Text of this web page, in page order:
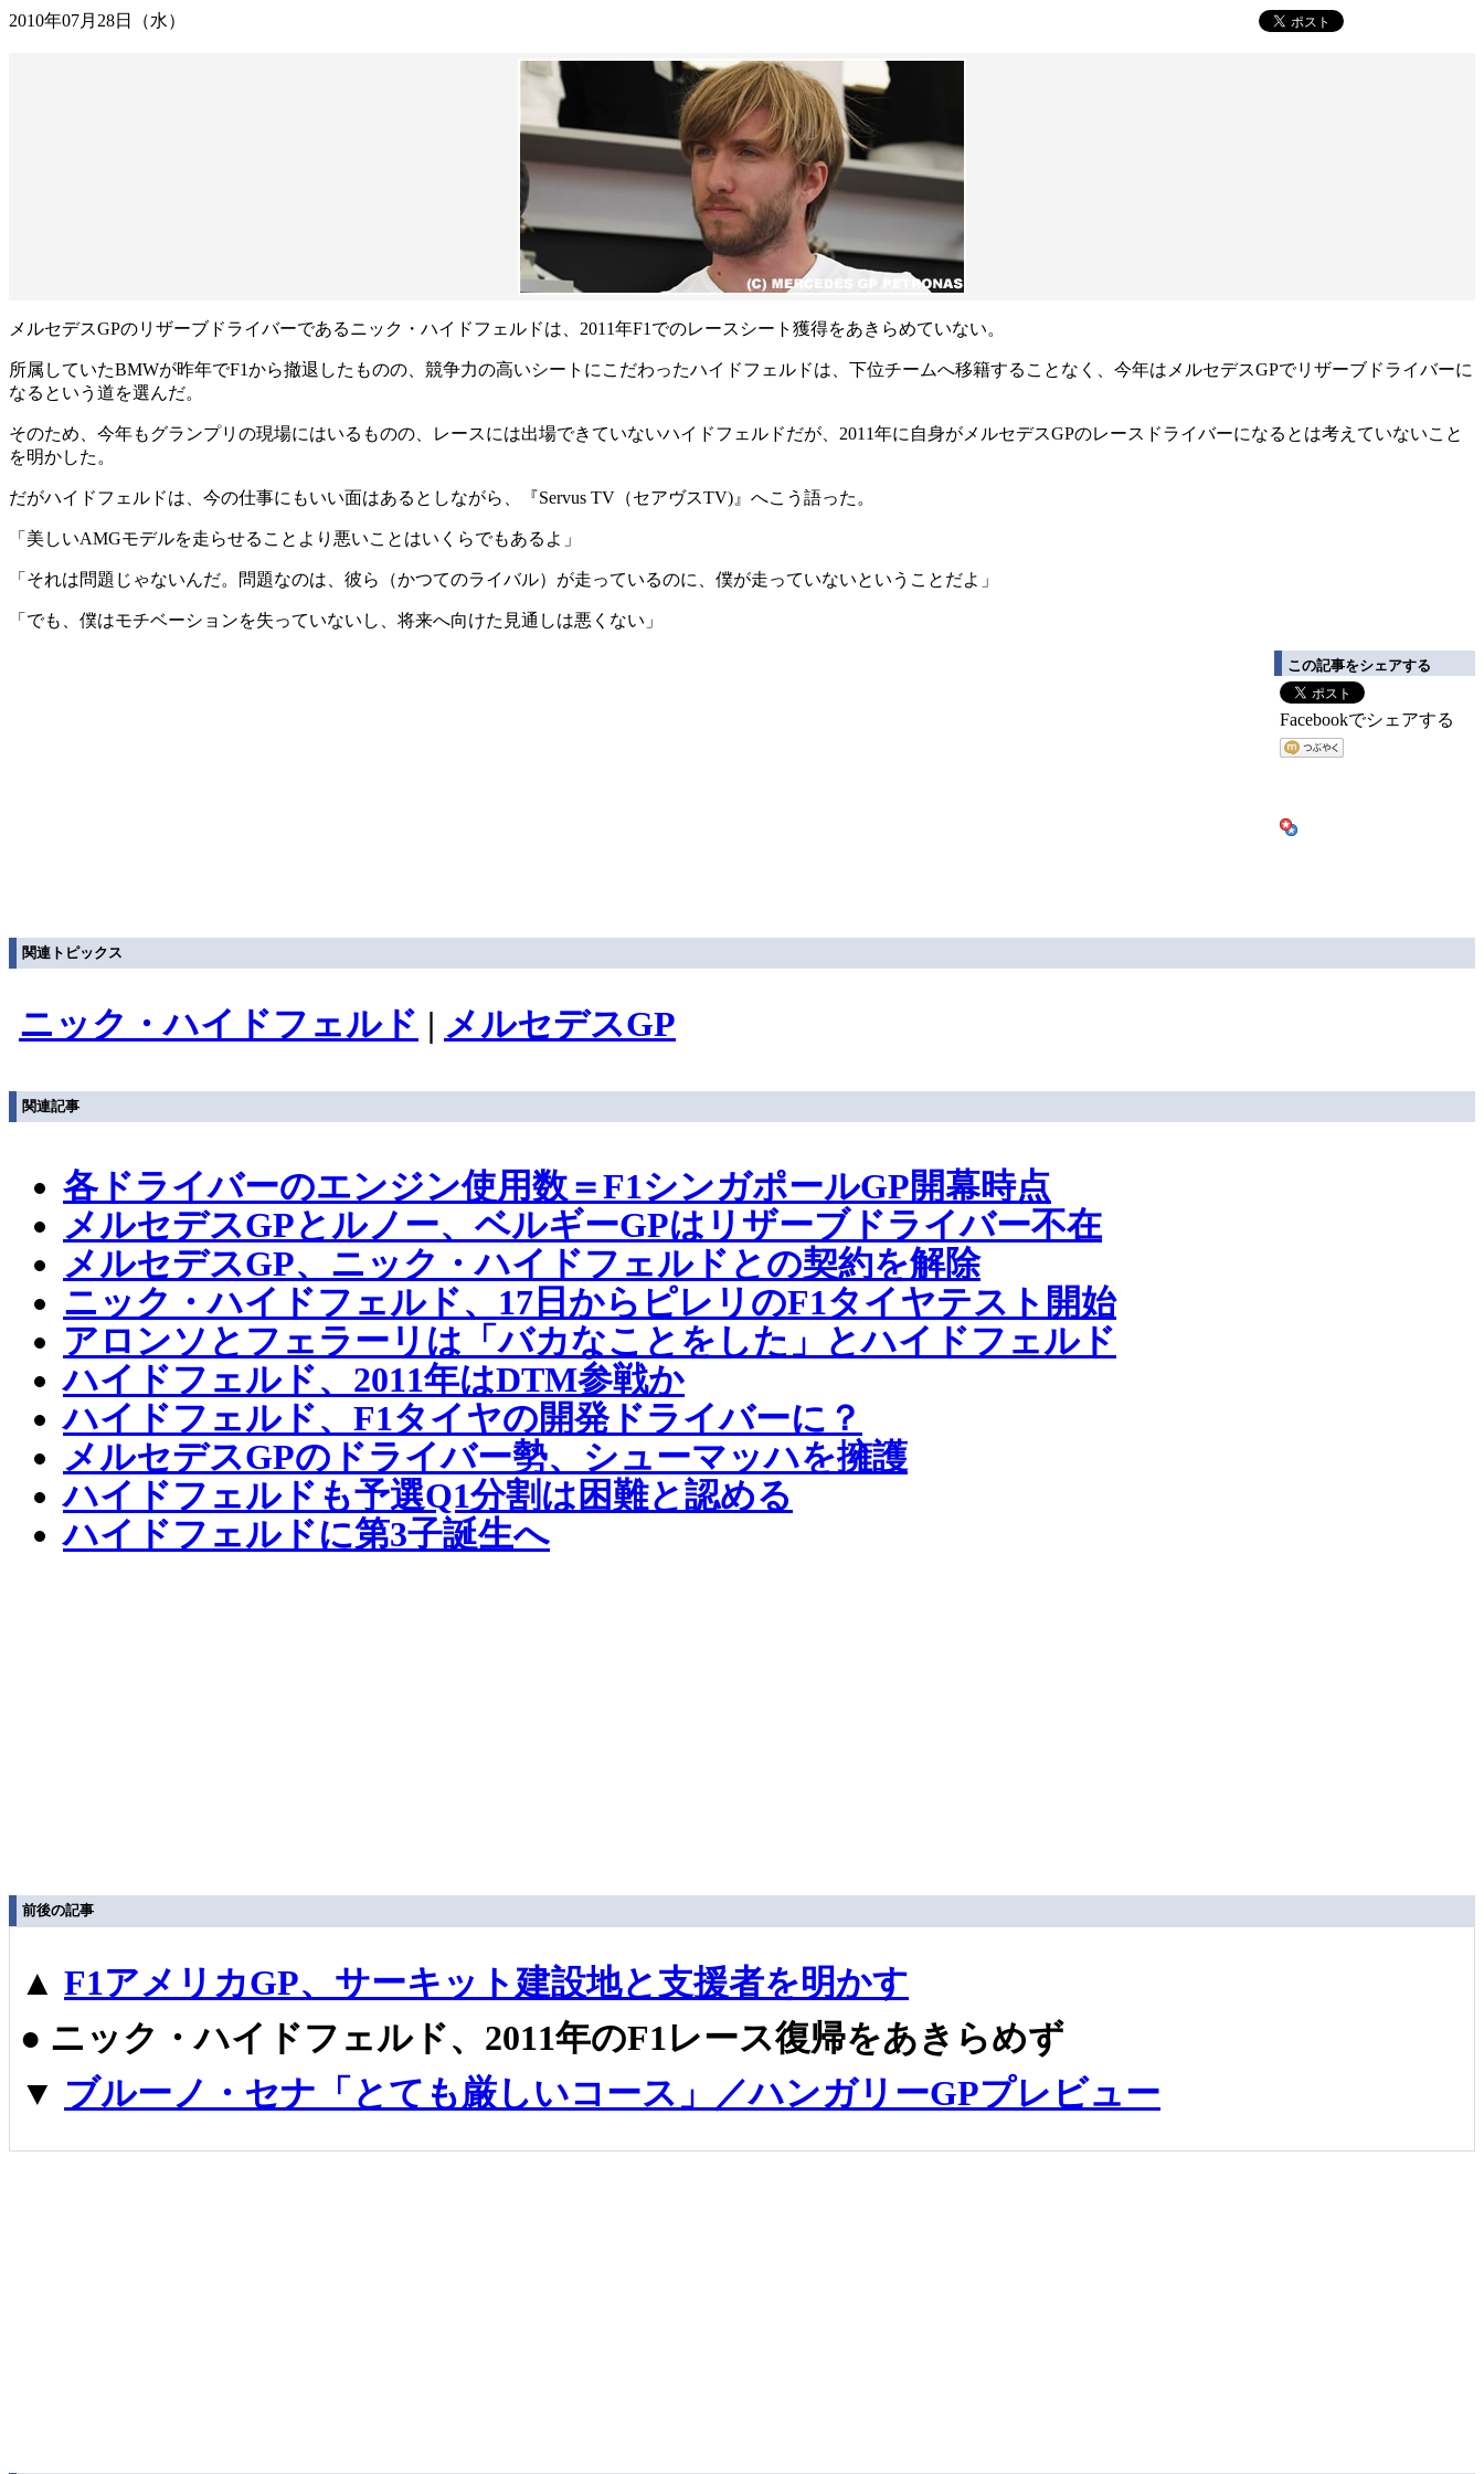
2010年07月28日（水）
メルセデスGPのリザーブドライバーであるニック・ハイドフェルドは、2011年F1でのレースシート獲得をあきらめていない。
所属していたBMWが昨年でF1から撤退したものの、競争力の高いシートにこだわったハイドフェルドは、下位チームへ移籍することなく、今年はメルセデスGPでリザーブドライバーに
なるという道を選んだ。
そのため、今年もグランプリの現場にはいるものの、レースには出場できていないハイドフェルドだが、2011年に自身がメルセデスGPのレースドライバーになるとは考えていないこと
を明かした。
だがハイドフェルドは、今の仕事にもいい面はあるとしながら、『Servus TV（セアヴスTV)』へこう語った。
「美しいAMGモデルを走らせることより悪いことはいくらでもあるよ」
「それは問題じゃないんだ。問題なのは、彼ら（かつてのライバル）が走っているのに、僕が走っていないということだよ」
「でも、僕はモチベーションを失っていないし、将来へ向けた見通しは悪くない」
この記事をシェアする
Facebookでシェアする
関連トピックス
ニック・ハイドフェルド | メルセデスGP
関連記事
各ドライバーのエンジン使用数＝F1シンガポールGP開幕時点
メルセデスGPとルノー、ベルギーGPはリザーブドライバー不在
メルセデスGP、ニック・ハイドフェルドとの契約を解除
ニック・ハイドフェルド、17日からピレリのF1タイヤテスト開始
アロンソとフェラーリは「バカなことをした」とハイドフェルド
ハイドフェルド、2011年はDTM参戦か
ハイドフェルド、F1タイヤの開発ドライバーに？
メルセデスGPのドライバー勢、シューマッハを擁護
ハイドフェルドも予選Q1分割は困難と認める
ハイドフェルドに第3子誕生へ
前後の記事
▲ F1アメリカGP、サーキット建設地と支援者を明かす
● ニック・ハイドフェルド、2011年のF1レース復帰をあきらめず
▼ ブルーノ・セナ「とても厳しいコース」／ハンガリーGPプレビュー